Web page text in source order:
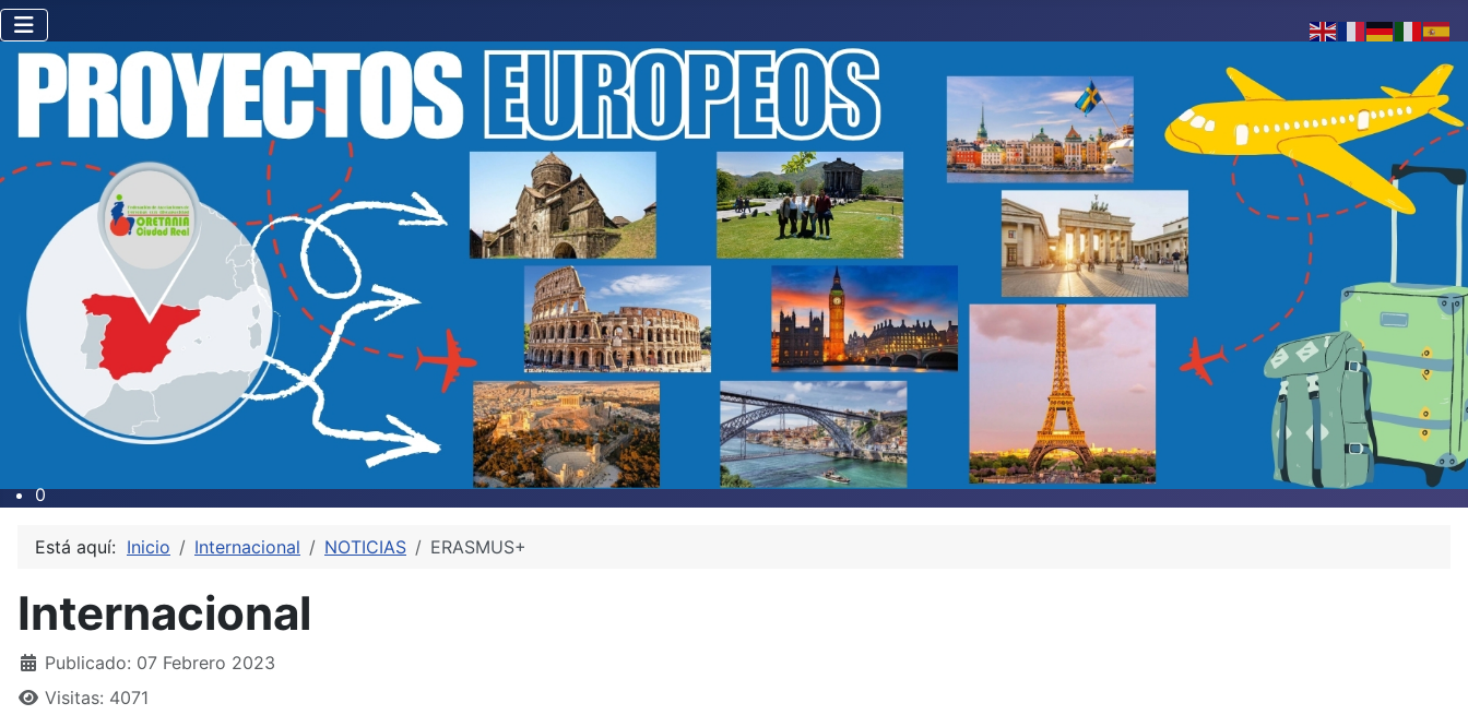
0
Está aquí: Inicio Internacional NOTICIAS ERASMUS+
Internacional
Detalles
Publicado: 07 Febrero 2023
Visitas: 4071